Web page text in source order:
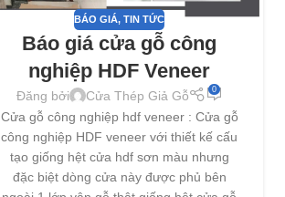
BÁO GIÁ, TIN TỨC
Báo giá cửa gỗ công
nghiệp HDF Veneer
Đăng bởi Cửa Thép Giả Gỗ 0
Cửa gỗ công nghiệp hdf veneer : Cửa gỗ
công nghiệp HDF veneer với thiết kế cấu
tạo giống hệt cửa hdf sơn màu nhưng
đặc biệt dòng cửa này được phủ bên